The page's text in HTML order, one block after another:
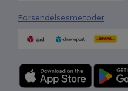
Forsendelsesmetoder